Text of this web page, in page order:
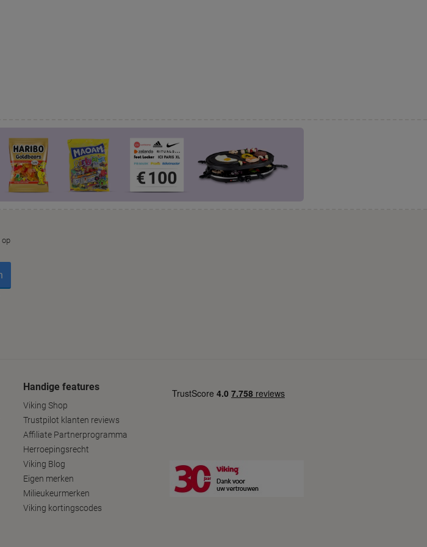
Handige features
Viking Shop
Trustpilot klanten reviews
Affiliate Partnerprogramma
Herroepingsrecht
Viking Blog
Eigen merken
Milieukeurmerken
Viking kortingscodes